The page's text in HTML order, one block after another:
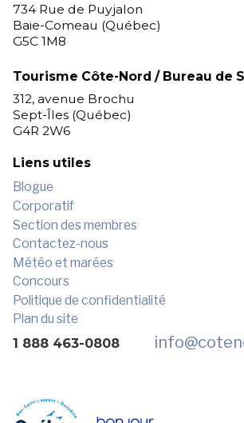
734 Rue de Puyjalon
Baie-Comeau (Québec)
G5C 1M8
Tourisme Côte-Nord / Bureau de
312, avenue Brochu
Sept-Îles (Québec)
G4R 2W6
Liens utiles
Blogue
Corporatif
Section des membres
Contactez-nous
Météo et marées
Concours
Politique de confidentialité
Plan du site
1 888 463-0808 info